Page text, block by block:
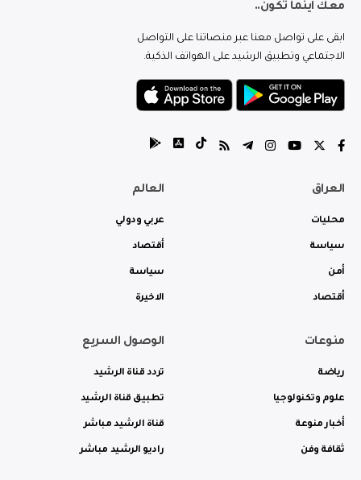
معك اينما تكون..
ابقى على تواصل معنا عبر منصاتنا على التواصل
الاجتماعي وتطبيق الرشيد على الهواتف الذكية.
العراق
محليات
سياسة
أمن
أقتصاد
العالم
عربي ودولي
أقتصاد
سياسة
الاخيرة
منوعات
رياضة
علوم وتكنولوجيا
أخبار منوعة
ثقافة وفن
الوصول السريع
تردد قناة الرشيد
تطبيق قناة الرشيد
قناة الرشيد مباشر
راديو الرشيد مباشر